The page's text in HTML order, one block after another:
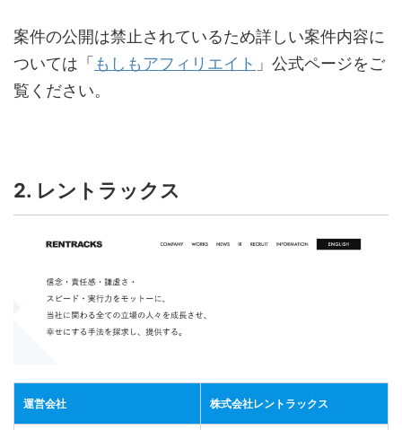
案件の公開は禁止されているため詳しい案件内容に
ついては「 もしもアフィリエイト 」公式ページをご
覧ください。
2. レントラックス
運営会社 株式会社レントラックス